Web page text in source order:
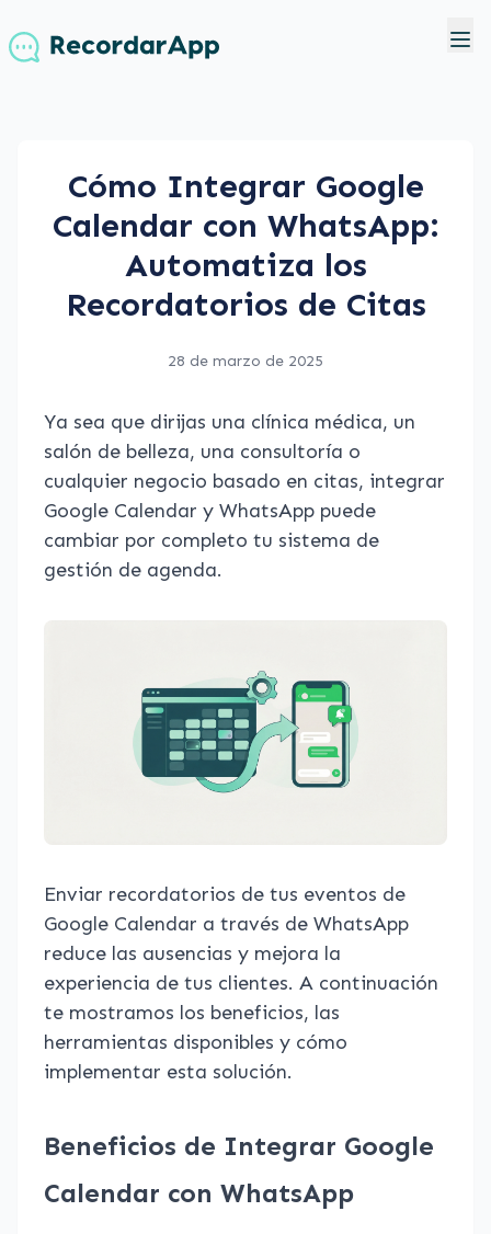
Cómo Integrar Google
Calendar con WhatsApp:
Automatiza los
Recordatorios de Citas
28 de marzo de 2025
Ya sea que dirijas una clínica médica, un
salón de belleza, una consultoría o
cualquier negocio basado en citas, integrar
Google Calendar y WhatsApp puede
cambiar por completo tu sistema de
gestión de agenda.
Enviar recordatorios de tus eventos de
Google Calendar a través de WhatsApp
reduce las ausencias y mejora la
experiencia de tus clientes. A continuación
te mostramos los beneficios, las
herramientas disponibles y cómo
implementar esta solución.
Beneficios de Integrar Google
Calendar con WhatsApp